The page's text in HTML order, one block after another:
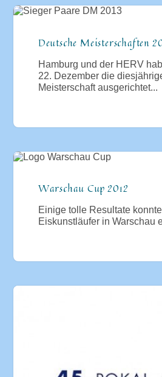
Deutsche Meisterschaften
Hamburg und der HERV
22. Dezember die
Meisterschaft ausgerichtet...
Warschau Cup 2012
Einige tolle Resultate
Eiskunstläufer in Warschau